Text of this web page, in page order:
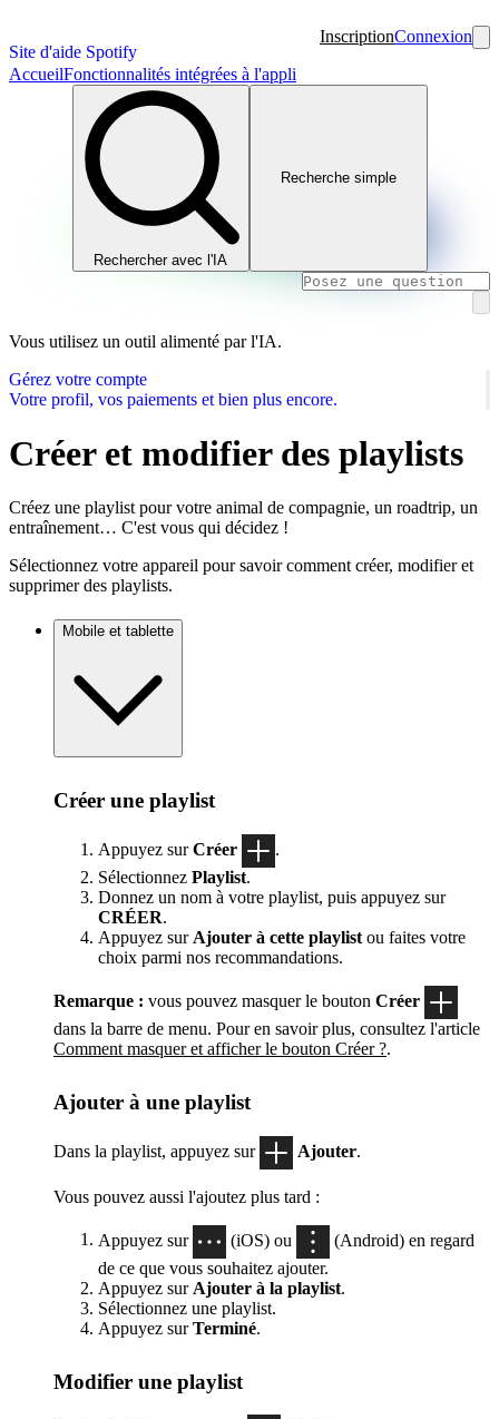
Site d'aide Spotify
InscriptionConnexion
AccueilFonctionnalités intégrées à l'appli
Rechercher avec l'IA
Recherche simple
Vous utilisez un outil alimenté par l'IA.
Gérez votre compte
Votre profil, vos paiements et bien plus encore.
Créer et modifier des playlists
Créez une playlist pour votre animal de compagnie, un roadtrip, un
entraînement… C'est vous qui décidez !
Sélectionnez votre appareil pour savoir comment créer, modifier et
supprimer des playlists.
Mobile et tablette
Créer une playlist
Appuyez surCréer
.
Sélectionnez Playlist.
Donnez un nom à votre playlist, puis appuyez sur
CRÉER.
Appuyez sur Ajouter à cette playlist ou faites votre
choix parmi nos recommandations.
Remarque : vous pouvez masquer le bouton Créer
dans la barre de menu. Pour en savoir plus, consultez l'article
Comment masquer et afficher le bouton Créer ?.
Ajouter à une playlist
Dans la playlist, appuyez sur Ajouter
Vous pouvez aussi l'ajoutez plus tard :
Appuyez sur (iOS) ou
(Android) en regard
de ce que vous souhaitez ajouter.
Appuyez sur Ajouter à la playlist.
Sélectionnez une playlist.
Appuyez surTerminé.
Modifier une playlist